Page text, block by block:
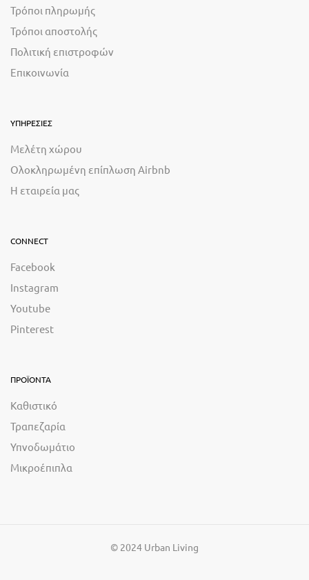
Τρόποι πληρωμής
Τρόποι αποστολής
Πολιτική επιστροφών
Επικοινωνία
ΥΠΗΡΕΣΙΕΣ
Μελέτη χώρου
Ολοκληρωμένη επίπλωση Airbnb
Η εταιρεία μας
CONNECT
Facebook
Instagram
Youtube
Pinterest
ΠΡΟΪΟΝΤΑ
Καθιστικό
Τραπεζαρία
Υπνοδωμάτιο
Μικροέπιπλα
© 2024 Urban Living